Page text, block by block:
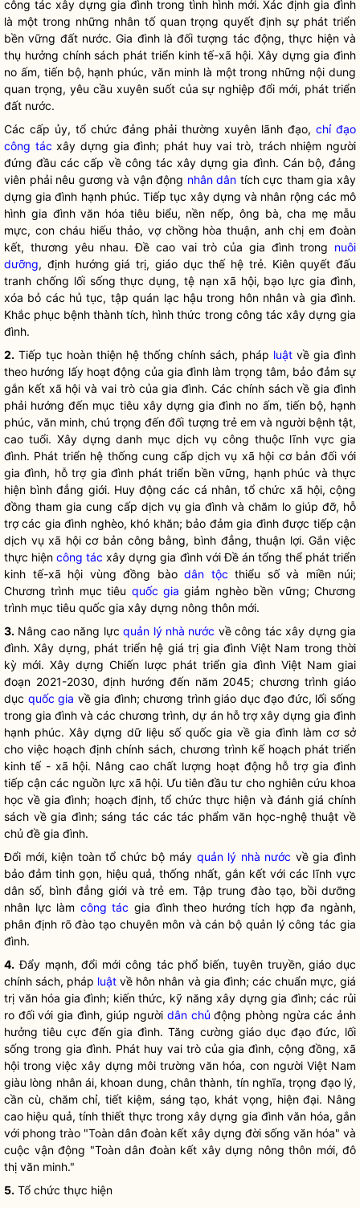
công tác xây dựng gia đình trong tình hình mới. Xác định gia đình
là một trong những nhân tố quan trọng quyết định sự phát triển
bền vững đất nước. Gia đình là đối tượng tác động, thực hiện và
thụ hưởng chính sách phát triển kinh tế-xã hội. Xây dựng gia đình
no ấm, tiến bộ, hạnh phúc, văn minh là một trong những nội dung
quan trọng, yêu cầu xuyên suốt của sự nghiệp đổi mới, phát triển
đất nước.
Các cấp ủy, tổ chức đảng phải thường xuyên lãnh đạo, chỉ đạo
công tác xây dựng gia đình; phát huy vai trò, trách nhiệm người
đứng đầu các cấp về công tác xây dựng gia đình. Cán bộ, đảng
viên phải nêu gương và vận động nhân dân tích cực tham gia xây
dựng gia đình hạnh phúc. Tiếp tục xây dựng và nhân rộng các mô
hình gia đình văn hóa tiêu biểu, nền nếp, ông bà, cha mẹ mẫu
mực, con cháu hiếu thảo, vợ chồng hòa thuận, anh chị em đoàn
kết, thương yêu nhau. Đề cao vai trò của gia đình trong nuôi
dưỡng, định hướng giá trị, giáo dục thế hệ trẻ. Kiên quyết đấu
tranh chống lối sống thực dụng, tệ nạn xã hội, bạo lực gia đình,
xóa bỏ các hủ tục, tập quán lạc hậu trong hôn nhân và gia đình.
Khắc phục bệnh thành tích, hình thức trong công tác xây dựng gia
đình.
2. Tiếp tục hoàn thiện hệ thống chính sách, pháp luật về gia đình
theo hướng lấy hoạt động của gia đình làm trọng tâm, bảo đảm sự
gắn kết xã hội và vai trò của gia đình. Các chính sách về gia đình
phải hướng đến mục tiêu xây dựng gia đình no ấm, tiến bộ, hạnh
phúc, văn minh, chú trọng đến đối tượng trẻ em và người bệnh tật,
cao tuổi. Xây dựng danh mục dịch vụ công thuộc lĩnh vực gia
đình. Phát triển hệ thống cung cấp dịch vụ xã hội cơ bản đối với
gia đình, hỗ trợ gia đình phát triển bền vững, hạnh phúc và thực
hiện bình đẳng giới. Huy động các cá nhân, tổ chức xã hội, cộng
đồng tham gia cung cấp dịch vụ gia đình và chăm lo giúp đỡ, hỗ
trợ các gia đình nghèo, khó khăn; bảo đảm gia đình được tiếp cận
dịch vụ xã hội cơ bản công bằng, bình đẳng, thuận lợi. Gắn việc
thực hiệncông tác xây dựng gia đình với Đề án tổng thể phát triển
kinh tế-xã hội vùng đồng bào dân tộc thiểu số và miền núi;
Chương trình mục tiêu quốc gia giảm nghèo bền vững; Chương
trình mục tiêu quốc gia xây dựng nông thôn mới.
3. Nâng cao năng lựcquản lý nhà nước vềcông tác xây dựng gia
đình. Xây dựng, phát triển hệ giá trị gia đình Việt Nam trong thời
kỳ mới. Xây dựng Chiến lược phát triển gia đình Việt Nam giai
đoạn 2021-2030, định hướng đến năm 2045; chương trình giáo
dục quốc gia về gia đình; chương trình giáo dục đạo đức, lối sống
trong gia đình và các chương trình, dự án hỗ trợ xây dựng gia đình
hạnh phúc. Xây dựng dữ liệu số quốc gia về gia đình làm cơ sở
cho việc hoạch định chính sách, chương trình kế hoạch phát triển
kinh tế - xã hội. Nâng cao chất lượng hoạt động hỗ trợ gia đình
tiếp cận các nguồn lực xã hội. Ưu tiên đầu tư cho nghiên cứu khoa
học về gia đình; hoạch định, tổ chức thực hiện và đánh giá chính
sách về gia đình; sáng tác các tác phẩm văn học-nghệ thuật về
chủ đề gia đình.
Đổi mới, kiện toàn tổ chức bộ máy quản lý nhà nước về gia đình
bảo đảm tinh gọn, hiệu quả, thống nhất, gắn kết với các lĩnh vực
dân số, bình đẳng giới và trẻ em. Tập trung đào tạo, bồi dưỡng
nhân lực làm công tác gia đình theo hướng tích hợp đa ngành,
phân định rõ đào tạo chuyên môn và cán bộ quản lýcông tác gia
đình.
4. Đẩy mạnh, đổi mới công tác phổ biến, tuyên truyền, giáo dục
chính sách, pháp luật về hôn nhân và gia đình; các chuẩn mực, giá
trị văn hóa gia đình; kiến thức, kỹ năng xây dựng gia đình; các rủi
ro đối với gia đình, giúp người dân chủ động phòng ngừa các ảnh
hưởng tiêu cực đến gia đình. Tăng cường giáo dục đạo đức, lối
sống trong gia đình. Phát huy vai trò của gia đình, cộng đồng, xã
hội trong việc xây dựng môi trường văn hóa, con người Việt Nam
giàu lòng nhân ái, khoan dung, chân thành, tín nghĩa, trọng đạo lý,
cần cù, chăm chỉ, tiết kiệm, sáng tạo, khát vọng, hiện đại. Nâng
cao hiệu quả, tính thiết thực trong xây dựng gia đình văn hóa, gắn
với phong trào "Toàn dân đoàn kết xây dựng đời sống văn hóa" và
cuộc vận động "Toàn dân đoàn kết xây dựng nông thôn mới, đô
thị văn minh."
5. Tổ chức thực hiện